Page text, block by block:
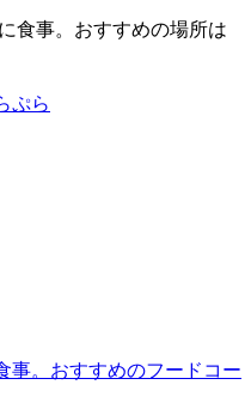
食事。おすすめの場所は
ぷら
事。おすすめのフードコー